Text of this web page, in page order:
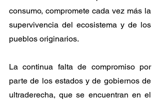
consumo, compromete cada vez más la
supervivencia del ecosistema y de los
pueblos originarios.
La continua falta de compromiso por
parte de los estados y de gobiernos de
ultraderecha, que se encuentran en el